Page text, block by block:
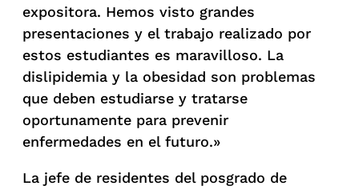
expositora. Hemos visto grandes
presentaciones y el trabajo realizado por
estos estudiantes es maravilloso. La
dislipidemia y la obesidad son problemas
que deben estudiarse y tratarse
oportunamente para prevenir
enfermedades en el futuro.»
La jefe de residentes del posgrado de